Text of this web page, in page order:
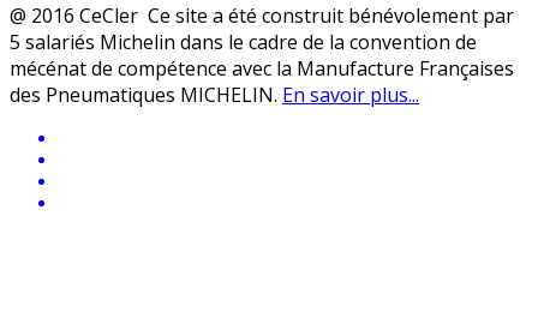
@ 2016 CeCler Ce site a été construit bénévolement par
5 salariés Michelin dans le cadre de la convention de
mécénat de compétence avec la Manufacture Françaises
des Pneumatiques MICHELIN. En savoir plus...